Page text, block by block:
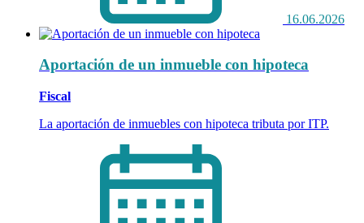
16.06.2026
Aportación de un inmueble con hipoteca
Fiscal
La aportación de inmuebles con hipoteca tributa por ITP.